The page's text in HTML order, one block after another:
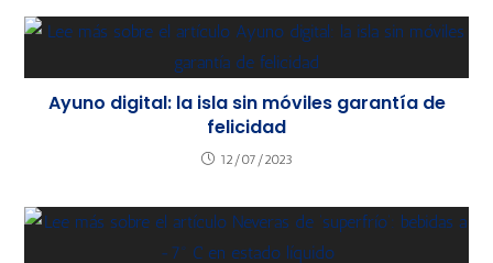
Ayuno digital: la isla sin móviles garantía de
felicidad
12/07/2023